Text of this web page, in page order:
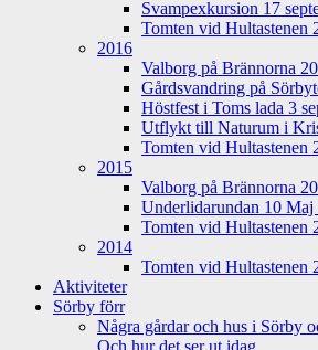
Svampexkursion 17
Tomten vid Hultastenen
2016
Valborg på Brännorna
Gårdsvandring på
Höstfest i Toms lada 3
Utflykt till Naturum i
Tomten vid Hultastenen
2015
Valborg på Brännorna
Underlidarundan 10 Maj
Tomten vid Hultastenen
2014
Tomten vid Hultastenen
Aktiviteter
Sörby förr
Några gårdar och hus i Sörby